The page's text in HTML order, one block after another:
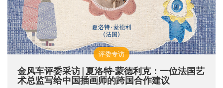
评委专访
金风车评委采访 | 夏洛特·蒙德利克：一位法国艺
术总监写给中国插画师的跨国合作建议